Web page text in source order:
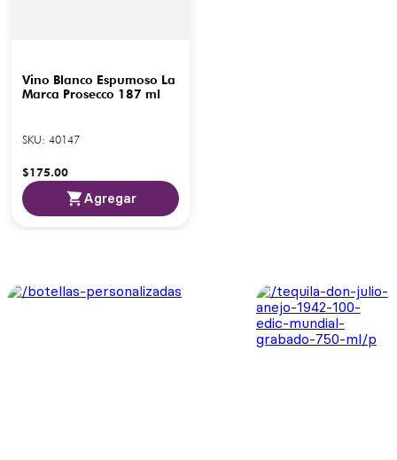
Vino Blanco Espumoso La
Marca Prosecco 187 ml
SKU: 40147
$175.00
Agregar